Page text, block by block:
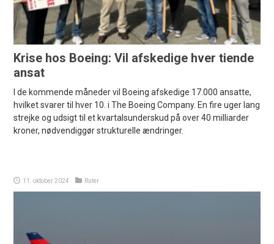
Krise hos Boeing: Vil afskedige hver tiende
ansat
I de kommende måneder vil Boeing afskedige 17.000 ansatte,
hvilket svarer til hver 10. i The Boeing Company. En fire uger lang
strejke og udsigt til et kvartalsunderskud på over 40 milliarder
kroner, nødvendiggør strukturelle ændringer.
11. oktober 2024 Ruter